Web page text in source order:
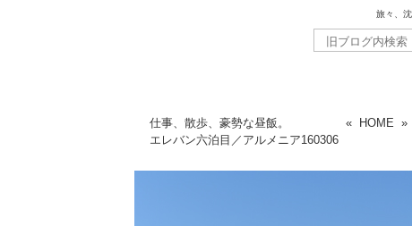
旅々、沈
仕事、散歩、豪勢な昼飯。
エレバン六泊目／アルメニア160306
« HOME »